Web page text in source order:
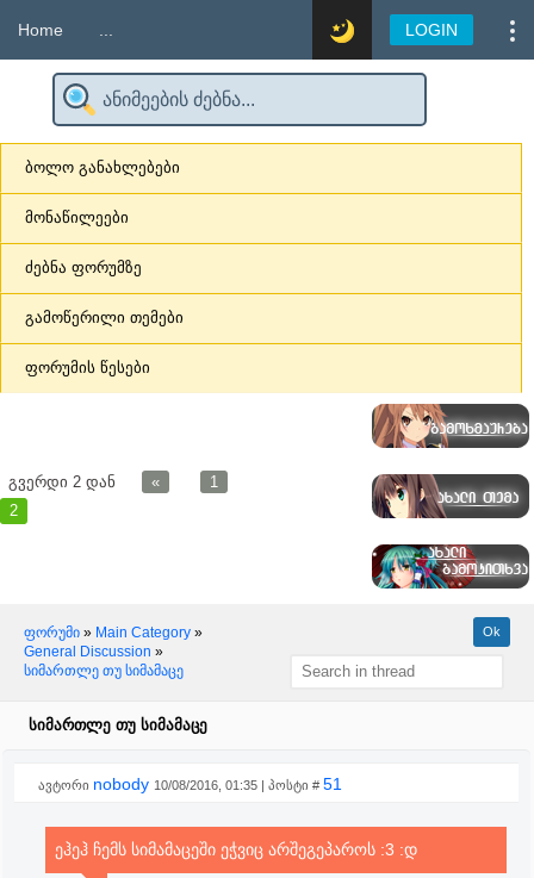
Home LOGIN
ბოლო განახლებები
მონაწილეები
ძებნა ფორუმზე
გამოწერილი თემები
ფორუმის წესები
გვერდი 2 დან «
1
2
ფორუმი » Main Category »
General Discussion »
სიმართლე თუ სიმამაცე
სიმართლე თუ სიმამაცე
ავტორი nobody 10/08/2016, 01:35 | პოსტი # 51
ეჰეჰ ჩემს სიმამაცეში ეჭვიც არშეგეპაროს :3 :დ